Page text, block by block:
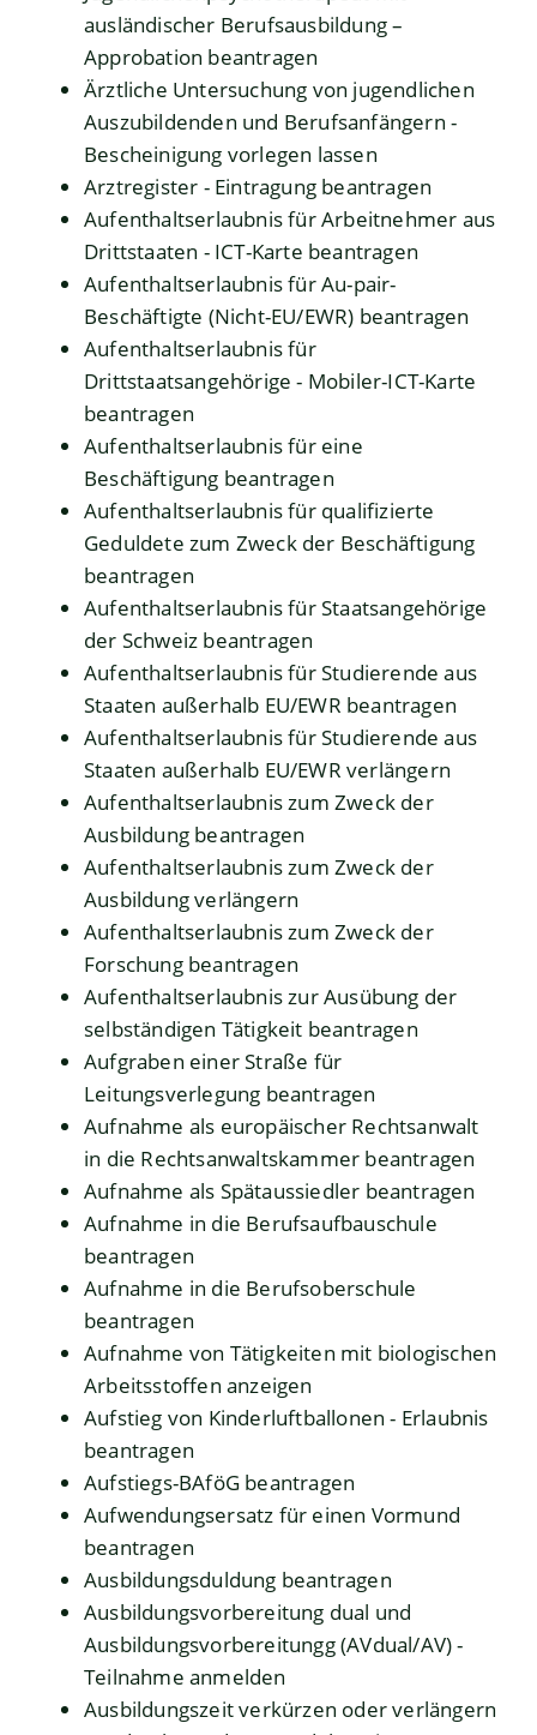
ausländischer Berufsausbildung –
Approbation beantragen
Ärztliche Untersuchung von jugendlichen
Auszubildenden und Berufsanfängern -
Bescheinigung vorlegen lassen
Arztregister - Eintragung beantragen
Aufenthaltserlaubnis für Arbeitnehmer aus
Drittstaaten - ICT-Karte beantragen
Aufenthaltserlaubnis für Au-pair-
Beschäftigte (Nicht-EU/EWR) beantragen
Aufenthaltserlaubnis für
Drittstaatsangehörige - Mobiler-ICT-Karte
beantragen
Aufenthaltserlaubnis für eine
Beschäftigung beantragen
Aufenthaltserlaubnis für qualifizierte
Geduldete zum Zweck der Beschäftigung
beantragen
Aufenthaltserlaubnis für Staatsangehörige
der Schweiz beantragen
Aufenthaltserlaubnis für Studierende aus
Staaten außerhalb EU/EWR beantragen
Aufenthaltserlaubnis für Studierende aus
Staaten außerhalb EU/EWR verlängern
Aufenthaltserlaubnis zum Zweck der
Ausbildung beantragen
Aufenthaltserlaubnis zum Zweck der
Ausbildung verlängern
Aufenthaltserlaubnis zum Zweck der
Forschung beantragen
Aufenthaltserlaubnis zur Ausübung der
selbständigen Tätigkeit beantragen
Aufgraben einer Straße für
Leitungsverlegung beantragen
Aufnahme als europäischer Rechtsanwalt
in die Rechtsanwaltskammer beantragen
Aufnahme als Spätaussiedler beantragen
Aufnahme in die Berufsaufbauschule
beantragen
Aufnahme in die Berufsoberschule
beantragen
Aufnahme von Tätigkeiten mit biologischen
Arbeitsstoffen anzeigen
Aufstieg von Kinderluftballonen - Erlaubnis
beantragen
Aufstiegs-BAföG beantragen
Aufwendungsersatz für einen Vormund
beantragen
Ausbildungsduldung beantragen
Ausbildungsvorbereitung dual und
Ausbildungsvorbereitungg (AVdual/AV) -
Teilnahme anmelden
Ausbildungszeit verkürzen oder verlängern